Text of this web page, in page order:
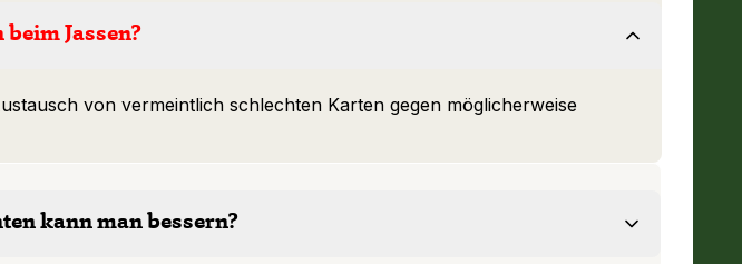
Jassen?
von vermeintlich schlechten Karten gegen möglicherweise
kann man bessern?